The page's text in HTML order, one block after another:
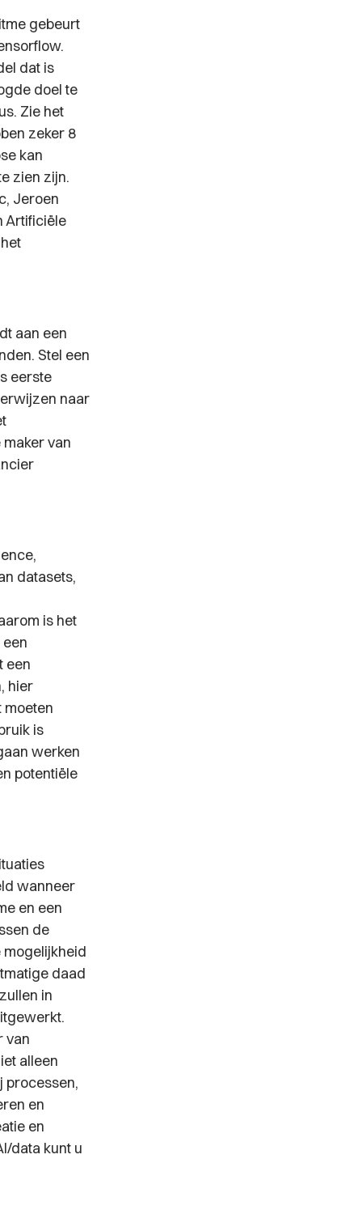
gebeurt
dat is
doel te
Zie het
zeker 8
kan
zien zijn.
Jeroen
Artificiële
aan een
Stel een
eerste
naar
van
datasets,
is het
een
hier
moeten
is
werken
potentiële
wanneer
en een
de
mogelijkheid
daad
in
van
alleen
processen,
en
en
data kunt u